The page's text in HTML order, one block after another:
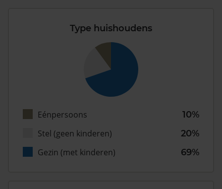
Type huishoudens
Eénpersoons
10%
Stel (geen kinderen)
20%
Gezin (met kinderen)
69%